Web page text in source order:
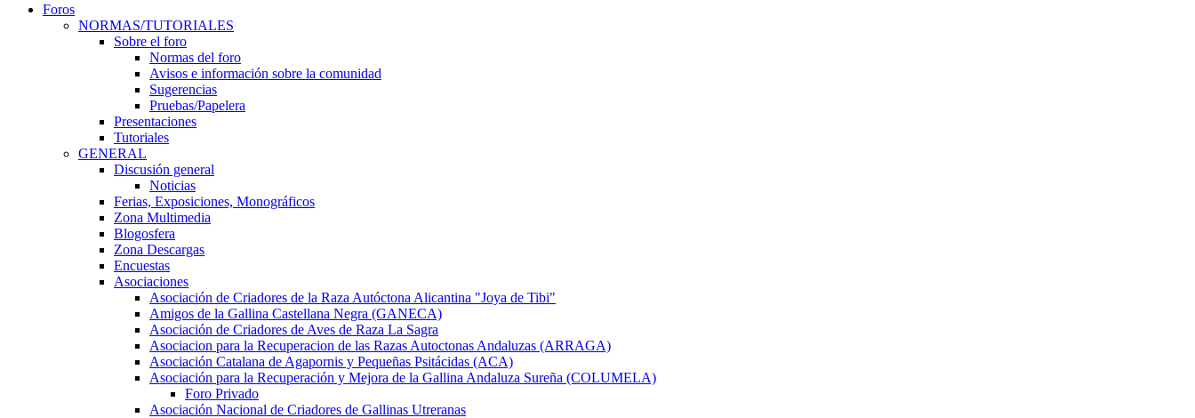
Foros
NORMAS/TUTORIALES
Sobre el foro
Normas del foro
Avisos e información sobre la comunidad
Sugerencias
Pruebas/Papelera
Presentaciones
Tutoriales
GENERAL
Discusión general
Noticias
Ferias, Exposiciones, Monográficos
Zona Multimedia
Blogosfera
Zona Descargas
Encuestas
Asociaciones
Asociación de Criadores de la Raza Autóctona Alicantina "Joya de Tibi"
Amigos de la Gallina Castellana Negra (GANECA)
Asociación de Criadores de Aves de Raza La Sagra
Asociacion para la Recuperacion de las Razas Autoctonas Andaluzas (ARRAGA)
Asociación Catalana de Agapornis y Pequeñas Psitácidas (ACA)
Asociación para la Recuperación y Mejora de la Gallina Andaluza Sureña (COLUMELA)
Foro Privado
Asociación Nacional de Criadores de Gallinas Utreranas